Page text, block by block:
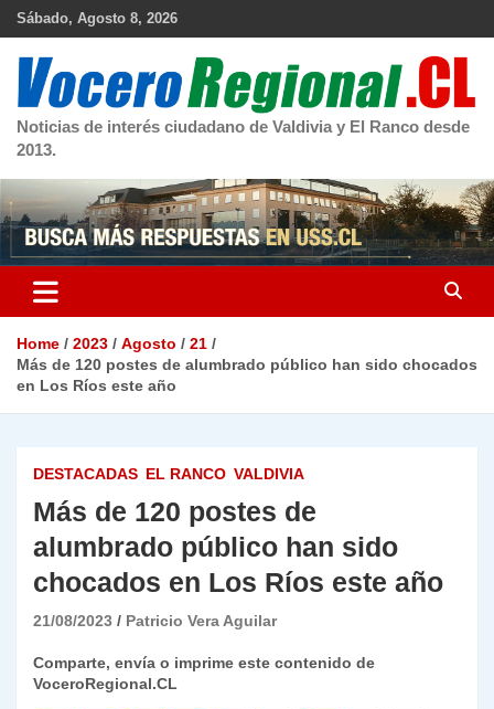
Skip
Sábado, Agosto 8, 2026
Noticias de interés ciudadano de Valdivia y El Ranco desde
2013.
Home 2023 Agosto
21
Más de 120 postes de alumbrado público han sido chocados
en Los Ríos este año
DESTACADAS EL RANCO VALDIVIA
Más de 120 postes de
alumbrado público han sido
chocados en Los Ríos este año
21/08/2023 Patricio Vera Aguilar
Comparte, envía o imprime este contenido de
VoceroRegional.CL